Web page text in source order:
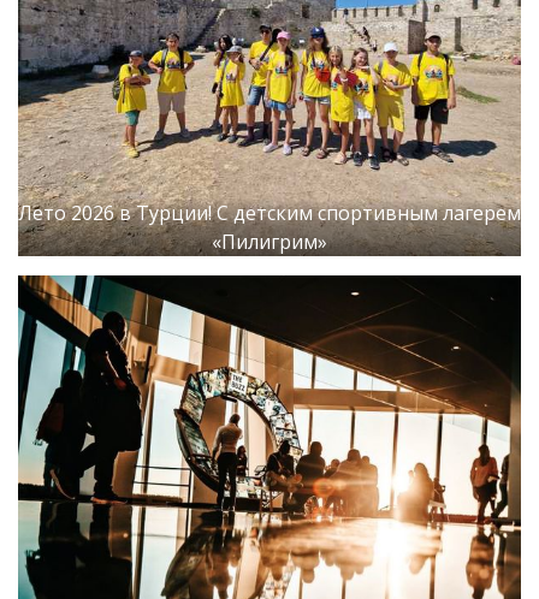
Лето 2026 в Турции! С детским спортивным лагерем
«Пилигрим»